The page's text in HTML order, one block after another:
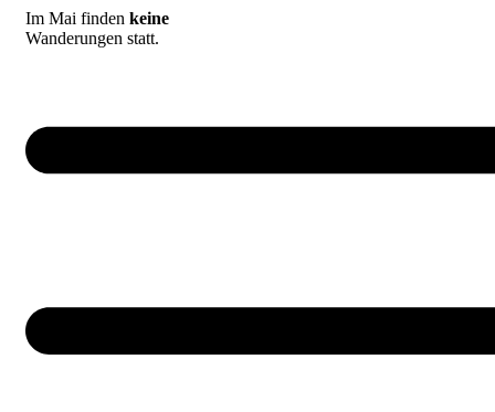
Zum
Inhalt
Im Mai finden keine
Wanderungen statt.